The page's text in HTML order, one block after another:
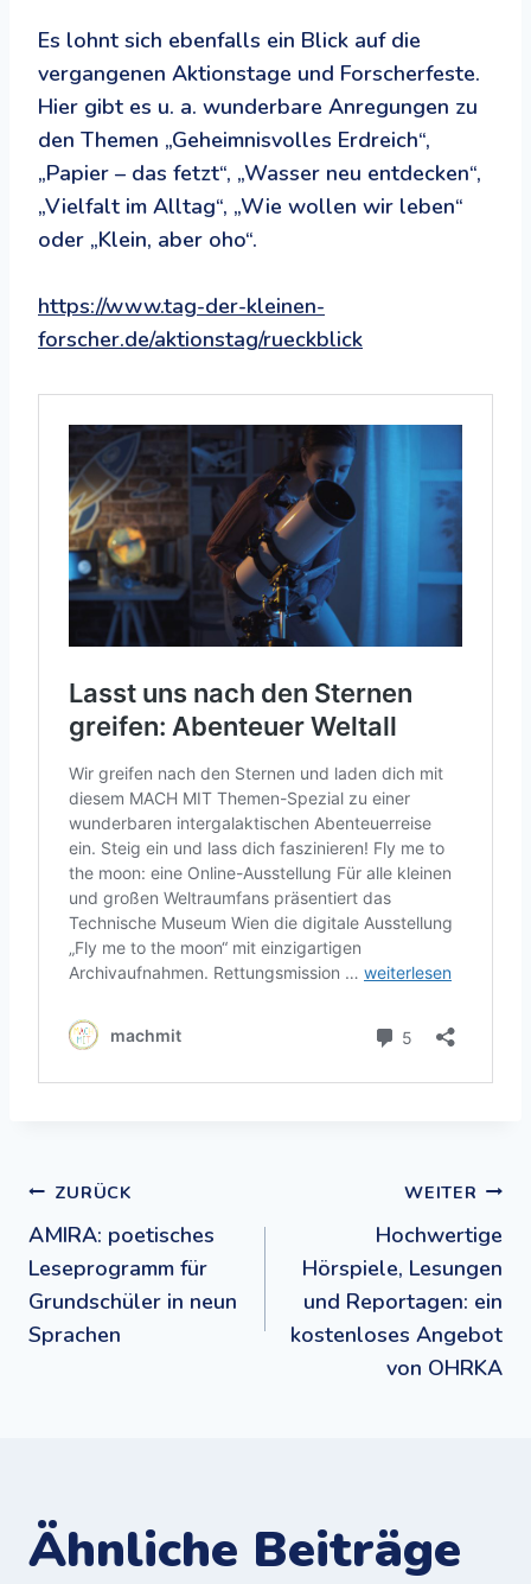
Es lohnt sich ebenfalls ein Blick auf die
vergangenen Aktionstage und Forscherfeste.
Hier gibt es u. a. wunderbare Anregungen zu
den Themen „Geheimnisvolles Erdreich“,
„Papier – das fetzt“, „Wasser neu entdecken“,
„Vielfalt im Alltag“, „Wie wollen wir leben“
oder „Klein, aber oho“.
https://www.tag-der-kleinen-
forscher.de/aktionstag/rueckblick
Beitragsnavigation
ZURÜCK
AMIRA: poetisches
Leseprogramm für
Grundschüler in neun
Sprachen
WEITER
Hochwertige
Hörspiele, Lesungen
und Reportagen: ein
kostenloses Angebot
von OHRKA
Ähnliche Beiträge